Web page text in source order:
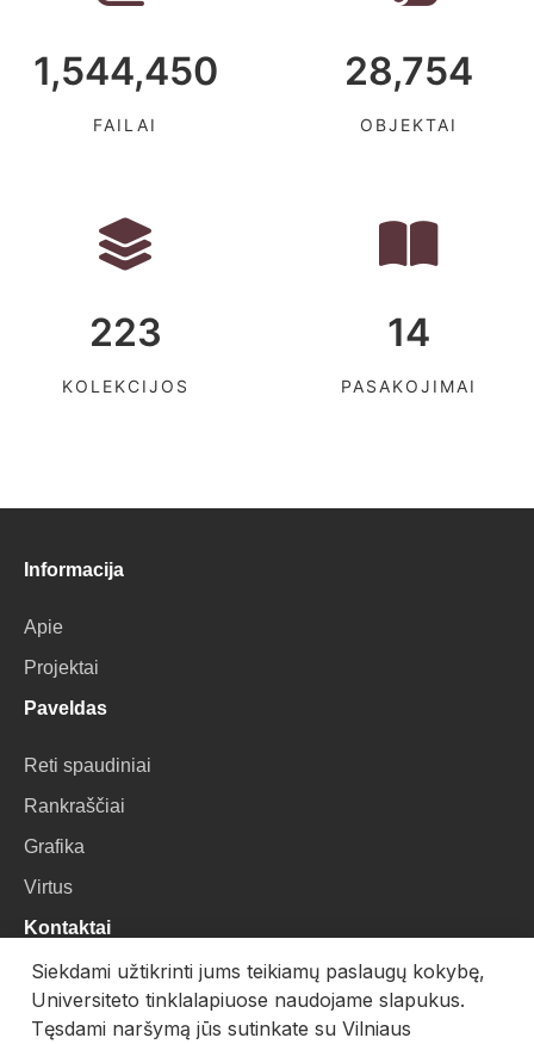
1,544,450
FAILAI
28,754
OBJEKTAI
223
KOLEKCIJOS
14
PASAKOJIMAI
Informacija
Apie
Projektai
Paveldas
Reti spaudiniai
Rankraščiai
Grafika
Virtus
Kontaktai
VU Biblioteka
Universiteto g. 3, LT-01122, Vilnius
Siekdami užtikrinti jums teikiamų paslaugų kokybę,
Universiteto tinklalapiuose naudojame slapukus.
Tęsdami naršymą jūs sutinkate su Vilniaus